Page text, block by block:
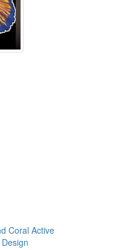
Coral Active